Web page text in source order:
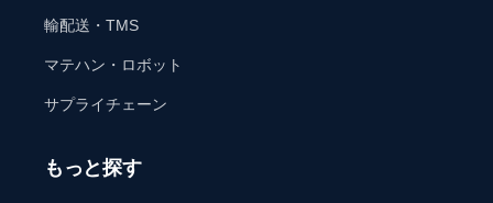
輸配送・TMS
マテハン・ロボット
サプライチェーン
もっと探す